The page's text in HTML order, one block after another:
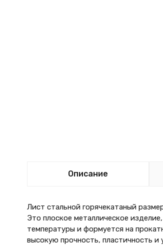
Описание
Лист стальной горячекатаный
Это плоское металлическое
температуры и формуется на
высокую прочность, пластичность